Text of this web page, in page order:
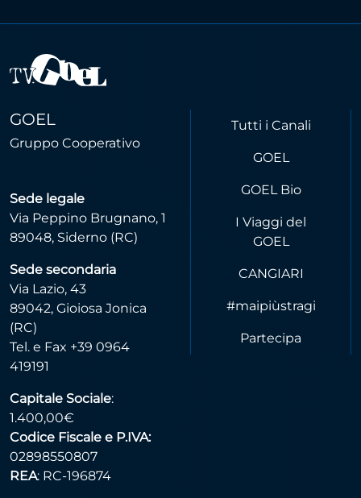
GOEL
Gruppo Cooperativo
Sede legale
Via Peppino Brugnano, 1
89048, Siderno (RC)
Sede secondaria
Via Lazio, 43
89042, Gioiosa Jonica
(RC)
Tel. e Fax +39 0964
419191
Capitale Sociale:
1.400,00€
Codice Fiscale e P.IVA:
02898550807
REA: RC-196874
Tutti i Canali
GOEL
GOEL Bio
I Viaggi del
GOEL
CANGIARI
#maipiùstragi
Partecipa